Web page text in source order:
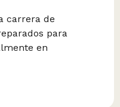
carrera de
para
en